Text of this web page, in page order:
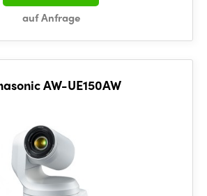
auf Anfrage
AW-UE150AW